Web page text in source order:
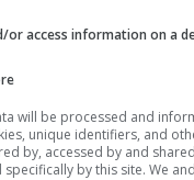
2026
or access information on a
will be processed and
unique identifiers, and
by, accessed by and
by this site. We